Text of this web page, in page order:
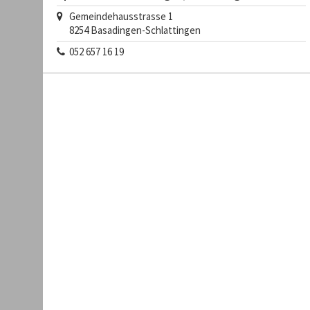
Gemeindehausstrasse 1
8254 Basadingen-Schlattingen
052 657 16 19